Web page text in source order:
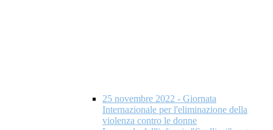
25 novembre 2022 - Giornata
Internazionale per l'eliminazione della
violenza contro le donne